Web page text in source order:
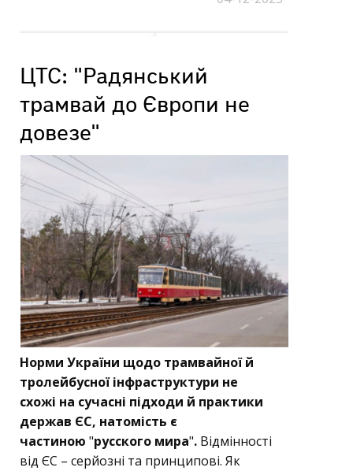
ЦТС: "Радянський
трамвай до Європи не
довезе"
Норми України щодо трамвайної й
тролейбусної інфраструктури не
схожі на сучасні підходи й практики
держав ЄС, натомість є
частиною "русского мира". Відмінності
від ЄС – серйозні та принципові. Як